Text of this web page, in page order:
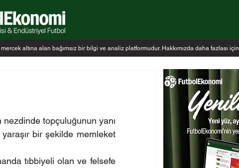
altına alan bağımsız bir bilgi ve analiz platformudur. Hakkımızda daha fazlası için
nezdinde topçuluğunun yanı
yaraşır bir şekilde memleket
tıbbiyeli olan ve felsefe